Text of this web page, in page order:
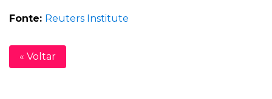
Fonte: Reuters Institute
« Voltar